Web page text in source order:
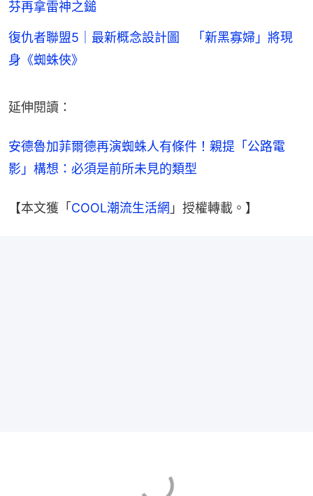
芬再拿雷神之鎚
復仇者聯盟5｜最新概念設計圖 「新黑寡婦」將現
身《蜘蛛俠》
延伸閱讀：
安德魯加菲爾德再演蜘蛛人有條件！親提「公路電
影」構想：必須是前所未見的類型
【本文獲「 COOL潮流生活網 」授權轉載。】